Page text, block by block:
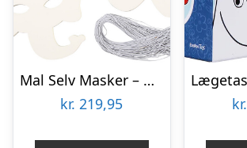
Mal Selv Masker – Dyr – Hvid – 100 Stk
kr. 219,95
kr.